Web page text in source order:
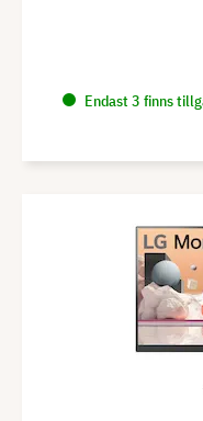
Endast 3 finns